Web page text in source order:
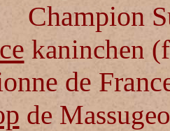
Champion
kaninchen
de
de